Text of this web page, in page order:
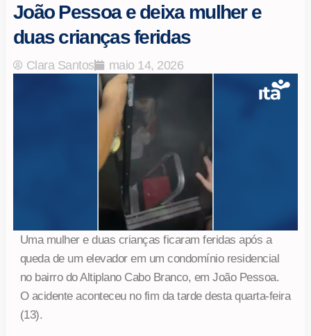
João Pessoa e deixa mulher e
duas crianças feridas
Clara Santos maio 14, 2026
Uma mulher e duas crianças ficaram feridas após a
queda de um elevador em um condomínio residencial
no bairro do Altiplano Cabo Branco, em João Pessoa.
O acidente aconteceu no fim da tarde desta quarta-feira
(13).